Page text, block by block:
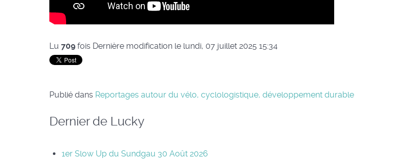
Lu 709 fois Dernière modification le lundi, 07 juillet 2025 15:34
Publié dans Reportages autour du vélo, cyclologistique, développement durable
Dernier de Lucky
1er Slow Up du Sundgau 30 Août 2026